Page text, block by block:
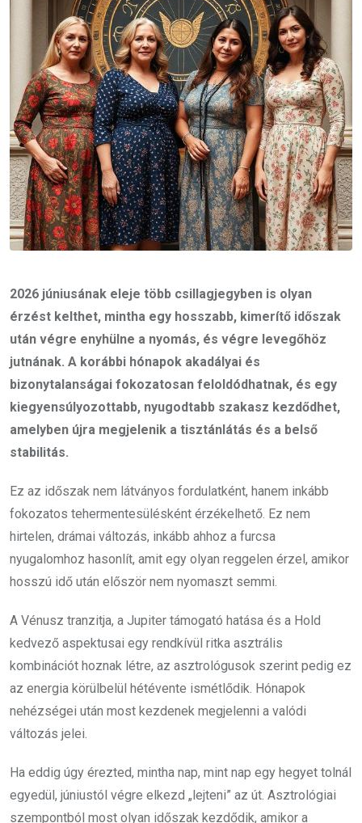
2026 júniusának eleje több csillagjegyben is olyan
érzést kelthet, mintha egy hosszabb, kimerítő időszak
után végre enyhülne a nyomás, és végre levegőhöz
jutnának. A korábbi hónapok akadályai és
bizonytalanságai fokozatosan feloldódhatnak, és egy
kiegyensúlyozottabb, nyugodtabb szakasz kezdődhet,
amelyben újra megjelenik a tisztánlátás és a belső
stabilitás.
Ez az időszak nem látványos fordulatként, hanem inkább
fokozatos tehermentesülésként érzékelhető. Ez nem
hirtelen, drámai változás, inkább ahhoz a furcsa
nyugalomhoz hasonlít, amit egy olyan reggelen érzel, amikor
hosszú idő után először nem nyomaszt semmi.
A Vénusz tranzitja, a Jupiter támogató hatása és a Hold
kedvező aspektusai egy rendkívül ritka asztrális
kombinációt hoznak létre, az asztrológusok szerint pedig ez
az energia körülbelül hétévente ismétlődik. Hónapok
nehézségei után most kezdenek megjelenni a valódi
változás jelei.
Ha eddig úgy érezted, mintha nap, mint nap egy hegyet tolnál
egyedül, júniustól végre elkezd „lejteni” az út. Asztrológiai
szempontból most olyan időszak kezdődik, amikor a